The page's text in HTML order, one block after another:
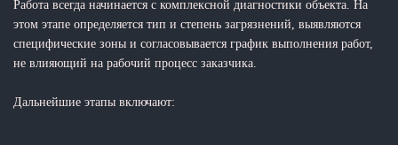
Работа всегда начинается с комплексной диагностики объекта. На
этом этапе определяется тип и степень загрязнений, выявляются
специфические зоны и согласовывается график выполнения работ,
не влияющий на рабочий процесс заказчика.
Дальнейшие этапы включают: